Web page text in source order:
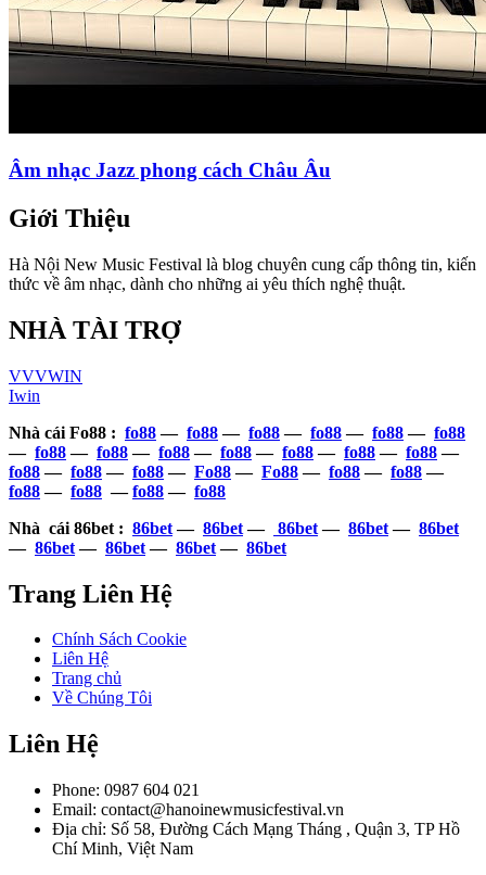
Âm nhạc Jazz phong cách Châu Âu
Giới Thiệu
Hà Nội New Music Festival là blog chuyên cung cấp thông tin, kiến
thức về âm nhạc, dành cho những ai yêu thích nghệ thuật.
NHÀ TÀI TRỢ
VVVWIN
Iwin
Nhà cái Fo88 : fo88— fo88— fo88— fo88— fo88— fo88
— fo88— fo88— fo88— fo88— fo88— fo88— fo88—
fo88— fo88— fo88— Fo88— Fo88— fo88— fo88—
fo88— fo88 —fo88— fo88
Nhà cái 86bet : 86bet— 86bet— 86bet— 86bet— 86bet
— 86bet— 86bet— 86bet— 86bet
Trang Liên Hệ
Chính Sách Cookie
Liên Hệ
Trang chủ
Về Chúng Tôi
Liên Hệ
Phone: 0987 604 021
Email: contact@hanoinewmusicfestival.vn
Địa chỉ: Số 58, Đường Cách Mạng Tháng , Quận 3, TP Hồ
Chí Minh, Việt Nam